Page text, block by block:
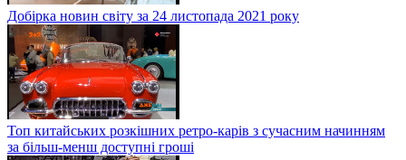
Добірка новин світу за 24 листопада 2021 року
Топ китайських розкішних ретро-карів з сучасним начинням
за більш-менш доступні гроші